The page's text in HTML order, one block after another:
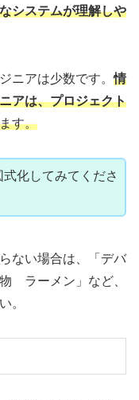
システムが理解しや
ニアは少数です。情
アは、プロジェクト
す。
化してみてくださ
ない場合は、「デバ
ラーメン」など、
。